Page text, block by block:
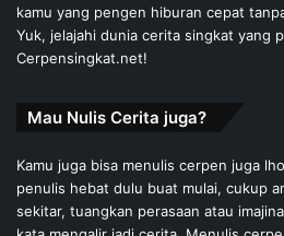
kamu yang pengen hiburan cepat
Yuk, jelajahi dunia cerita singkat yang
Cerpensingkat.net!
Mau Nulis Cerita juga?
Kamu juga bisa menulis cerpen juga
penulis hebat dulu buat mulai, cukup
sekitar, tuangkan perasaan atau